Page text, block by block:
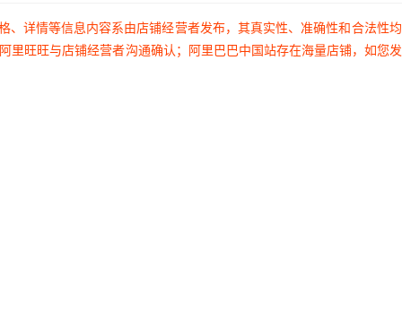
详情等信息内容系由店铺经营者发布，其真实性、准确性和合法性
旺旺与店铺经营者沟通确认；阿里巴巴中国站存在海量店铺，如您